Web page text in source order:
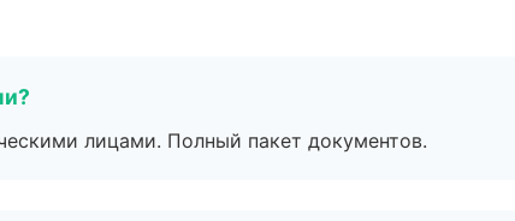
лицами. Полный пакет документов.